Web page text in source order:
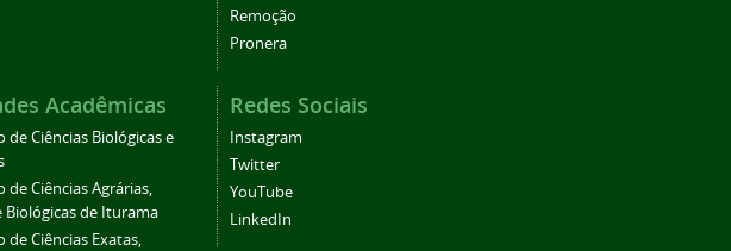
Remoção
Pronera
Acadêmicas
Ciências Biológicas e
Ciências Agrárias,
Biológicas de Iturama
Ciências Exatas,
Redes Sociais
Instagram
Twitter
YouTube
LinkedIn